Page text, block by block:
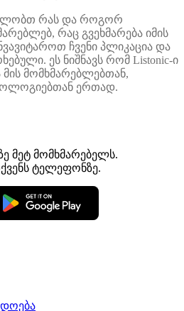
რას და როგორ
რაც გვეხმარება იმის
ჩვენი პლიკაცია და
ეს ნიშნავს რომ Listonic-ი
მომხმარებლებთან,
ერთად.
მეტ მომხმარებელს.
ტელეფონზე.